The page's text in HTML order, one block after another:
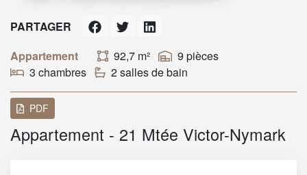
Appartement 92,7 m²
9 pièces
3 chambres
2 salles de bain
PARTAGER
PDF
Appartement - 21 Mtée Victor-Nymark